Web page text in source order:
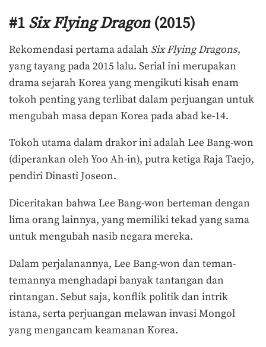
#1 Six Flying Dragon(2015)
Rekomendasi pertama adalah Six Flying Dragons,
yang tayang pada 2015 lalu. Serial ini merupakan
drama sejarah Korea yang mengikuti kisah enam
tokoh penting yang terlibat dalam perjuangan untuk
mengubah masa depan Korea pada abad ke-14.
Tokoh utama dalam drakor ini adalah Lee Bang-won
(diperankan oleh Yoo Ah-in), putra ketiga Raja Taejo,
pendiri Dinasti Joseon.
Diceritakan bahwa Lee Bang-won berteman dengan
lima orang lainnya, yang memiliki tekad yang sama
untuk mengubah nasib negara mereka.
Dalam perjalanannya, Lee Bang-won dan teman-
temannya menghadapi banyak tantangan dan
rintangan. Sebut saja, konflik politik dan intrik
istana, serta perjuangan melawan invasi Mongol
yang mengancam keamanan Korea.